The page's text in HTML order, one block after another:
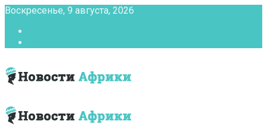
Воскресенье, 9 августа, 2026